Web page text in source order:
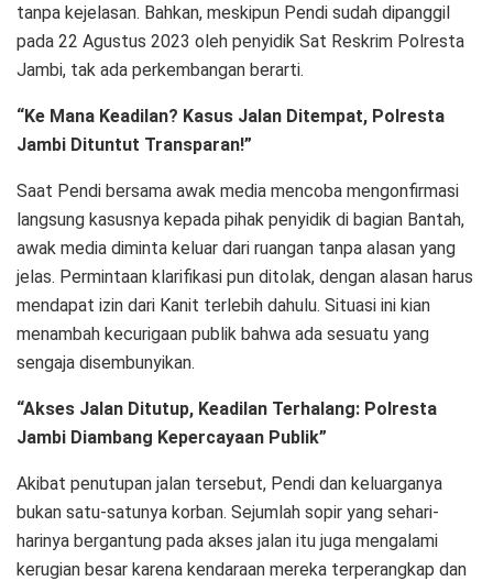
tanpa kejelasan. Bahkan, meskipun Pendi sudah dipanggil
pada 22 Agustus 2023 oleh penyidik Sat Reskrim Polresta
Jambi, tak ada perkembangan berarti.
“Ke Mana Keadilan? Kasus Jalan Ditempat, Polresta
Jambi Dituntut Transparan!”
Saat Pendi bersama awak media mencoba mengonfirmasi
langsung kasusnya kepada pihak penyidik di bagian Bantah,
awak media diminta keluar dari ruangan tanpa alasan yang
jelas. Permintaan klarifikasi pun ditolak, dengan alasan harus
mendapat izin dari Kanit terlebih dahulu. Situasi ini kian
menambah kecurigaan publik bahwa ada sesuatu yang
sengaja disembunyikan.
“Akses Jalan Ditutup, Keadilan Terhalang: Polresta
Jambi Diambang Kepercayaan Publik”
Akibat penutupan jalan tersebut, Pendi dan keluarganya
bukan satu-satunya korban. Sejumlah sopir yang sehari-
harinya bergantung pada akses jalan itu juga mengalami
kerugian besar karena kendaraan mereka terperangkap dan